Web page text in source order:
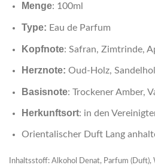
Menge: 100ml
Type: Eau de Parfum
Kopfnote: Safran, Zimtrinde,
Herznote: Oud-Holz,
Basisnote: Trockener Amber,
Herkunftsort: in den
Orientalischer Duft Lang
Inhaltsstoff: Alkohol Denat, Parfum (Duft),